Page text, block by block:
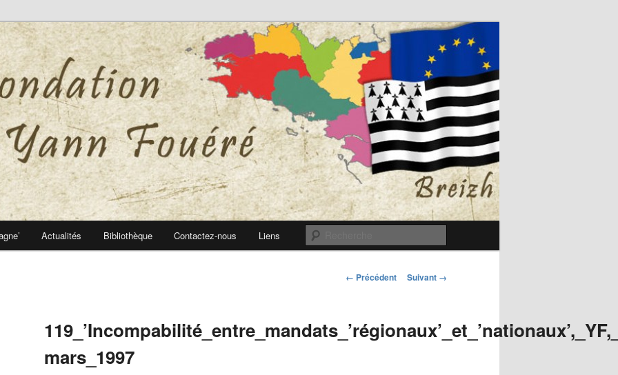
Fouéré
Fouéré
Actualités Bibliothèque Contactez-nous Liens
Navigation
← Précédent Suivant →
mars_1997